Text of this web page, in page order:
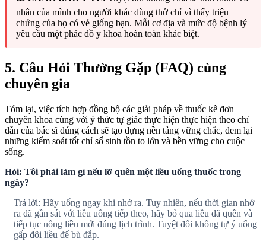
nhân của mình cho người khác dùng thử chỉ vì thấy triệu
chứng của họ có vẻ giống bạn. Mỗi cơ địa và mức độ bệnh lý
yêu cầu một phác đồ y khoa hoàn toàn khác biệt.
5. Câu Hỏi Thường Gặp (FAQ) cùng
chuyên gia
Tóm lại, việc tích hợp đồng bộ các giải pháp về thuốc kê đơn
chuyên khoa cùng với ý thức tự giác thực hiện thực hiện theo chỉ
dẫn của bác sĩ đúng cách sẽ tạo dựng nền tảng vững chắc, đem lại
những kiểm soát tốt chỉ số sinh tồn to lớn và bền vững cho cuộc
sống.
Hỏi: Tôi phải làm gì nếu lỡ quên một liều uống thuốc trong
ngày?
Trả lời: Hãy uống ngay khi nhớ ra. Tuy nhiên, nếu thời gian nhớ
ra đã gần sát với liều uống tiếp theo, hãy bỏ qua liều đã quên và
tiếp tục uống liều mới đúng lịch trình. Tuyệt đối không tự ý uống
gấp đôi liều để bù đắp.